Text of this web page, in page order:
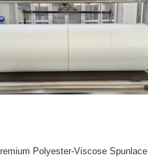
Viscose 30% Polyester Spunlace